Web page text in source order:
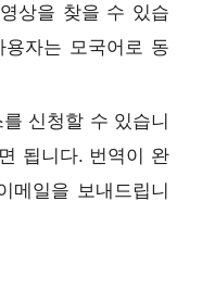
상을 찾을 수 있습
자는 모국어로 동
신청할 수 있습니
됩니다. 번역이 완
메일을 보내드립니